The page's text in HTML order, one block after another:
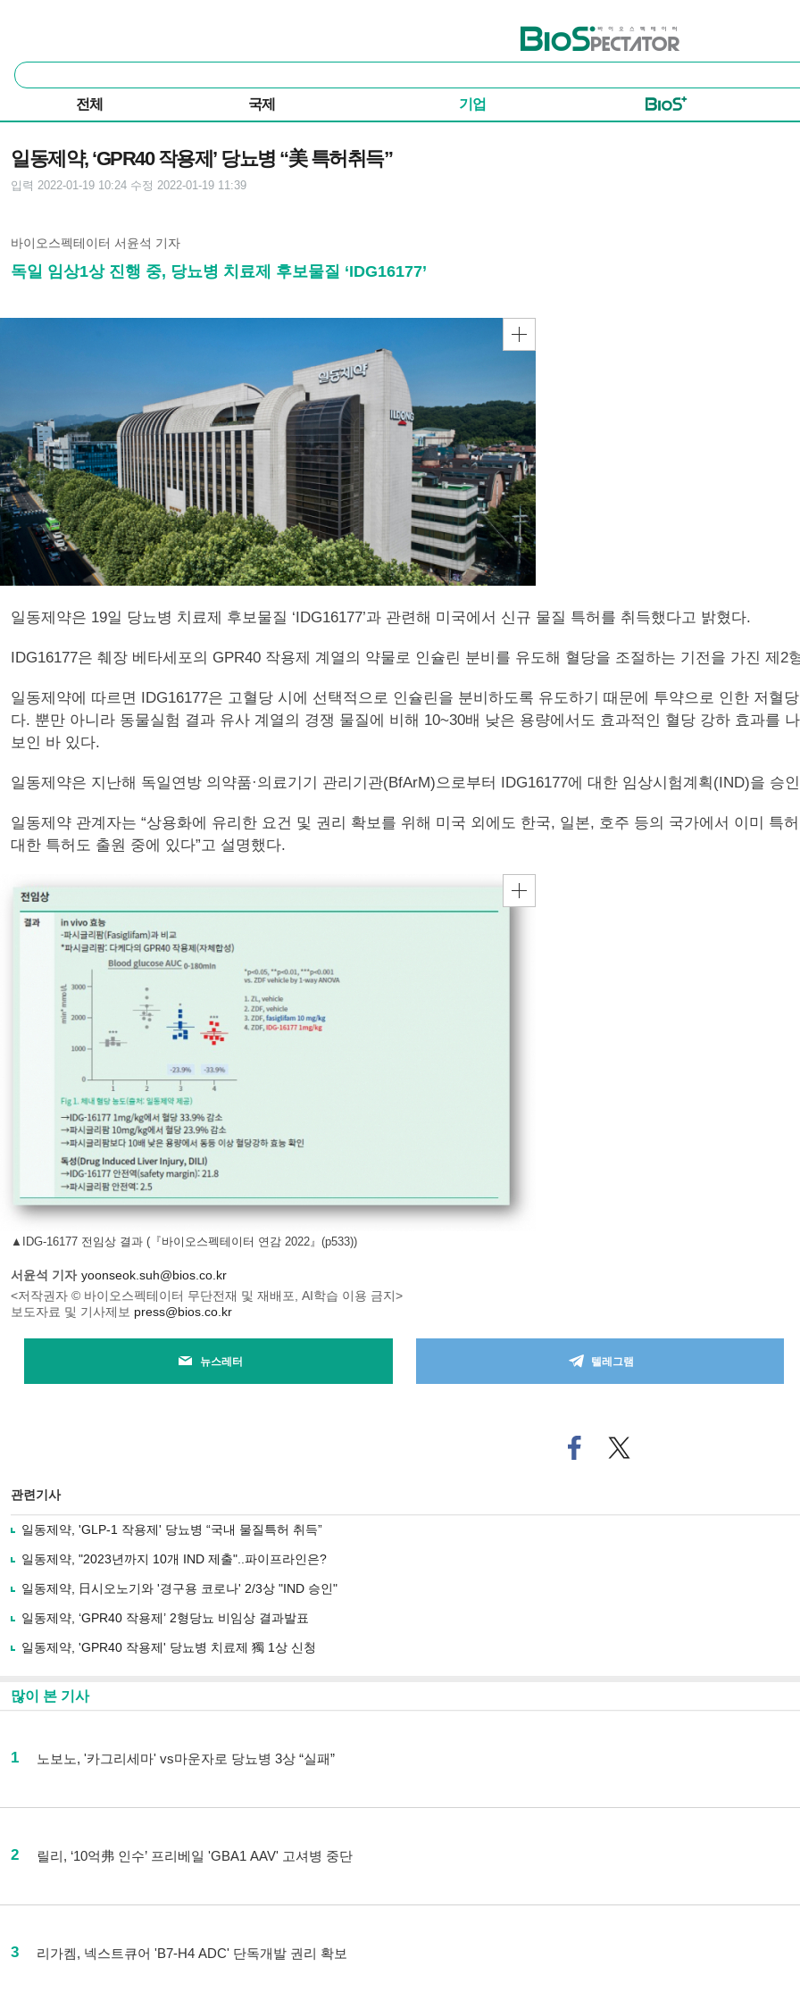
바이오스펙테이터
통
합
색
전체 국제 기업
일동제약, ‘GPR40 작용제’ 당뇨병 “美 특허취득”
입력 2022-01-19 10:24 수정 2022-01-19 11:39
바이오스펙테이터 서윤석 기자
독일 임상1상 진행 중, 당뇨병 치료제 후보물질 ‘IDG16177’
일동제약은 19일 당뇨병 치료제 후보물질 ‘IDG16177’과 관련해 미국에서 신규 물질 특허를 취득했다고 밝혔다.
IDG16177은 췌장 베타세포의 GPR40 작용제 계열의 약물로 인슐린 분비를 유도해 혈당을 조절하는 기전을 가진 제2
일동제약에 따르면 IDG16177은 고혈당 시에 선택적으로 인슐린을 분비하도록 유도하기 때문에 투약으로 인한 저혈
다. 뿐만 아니라 동물실험 결과 유사 계열의 경쟁 물질에 비해 10~30배 낮은 용량에서도 효과적인 혈당 강하 효과를
보인 바 있다.
일동제약은 지난해 독일연방 의약품·의료기기 관리기관(BfArM)으로부터 IDG16177에 대한 임상시험계획(IND)을 승
일동제약 관계자는 “상용화에 유리한 요건 및 권리 확보를 위해 미국 외에도 한국, 일본, 호주 등의 국가에서 이미 특
대한 특허도 출원 중에 있다”고 설명했다.
▲IDG-16177 전임상 결과 (『바이오스펙테이터 연감 2022』(p533))
서윤석 기자 yoonseok.suh@bios.co.kr
<저작권자 © 바이오스펙테이터 무단전재 및 재배포, AI학습 이용 금지>
보도자료 및 기사제보 press@bios.co.kr
뉴스레터 텔레그램
페
이
트위
터로
관련기사
일동제약, 'GLP-1 작용제' 당뇨병 “국내 물질특허 취득”
일동제약, "2023년까지 10개 IND 제출"..파이프라인은?
일동제약, 日시오노기와 '경구용 코로나' 2/3상 "IND 승인"
일동제약, ‘GPR40 작용제’ 2형당뇨 비임상 결과발표
일동제약, 'GPR40 작용제' 당뇨병 치료제 獨 1상 신청
많이 본 기사
1 노보노, '카그리세마' vs마운자로 당뇨병 3상 “실패”
2 릴리, ‘10억弗 인수’ 프리베일 'GBA1 AAV' 고셔병 중단
3 리가켐, 넥스트큐어 'B7-H4 ADC' 단독개발 권리 확보